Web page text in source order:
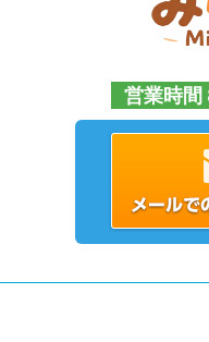
営業時